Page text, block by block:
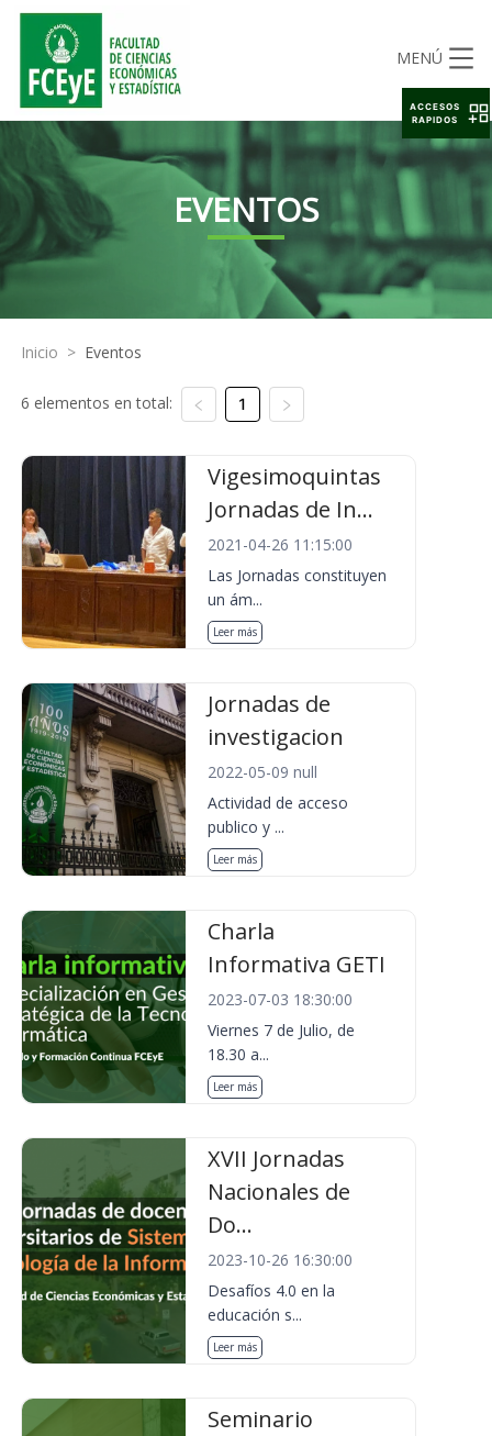
MENÚ
EVENTOS
Inicio > Eventos
6 elementos en total: 1
Vigesimoquintas
Jornadas de In...
2021-04-26 11:15:00
Las Jornadas constituyen
un ám...
Leer más
Jornadas de
investigacion
2022-05-09 null
Actividad de acceso
publico y ...
Leer más
Charla
Informativa GETI
2023-07-03 18:30:00
Viernes 7 de Julio, de
18.30 a...
Leer más
XVII Jornadas
Nacionales de
Do...
2023-10-26 16:30:00
Desafíos 4.0 en la
educación s...
Leer más
Seminario
ACCESOS
RAPIDOS